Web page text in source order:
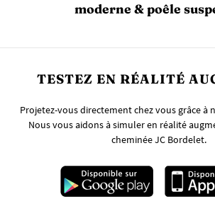
moderne & poêle
TESTEZ EN RÉALITÉ
Projetez-vous directement chez vous grâce à
Nous vous aidons à simuler en réalité
cheminée JC Bordelet.